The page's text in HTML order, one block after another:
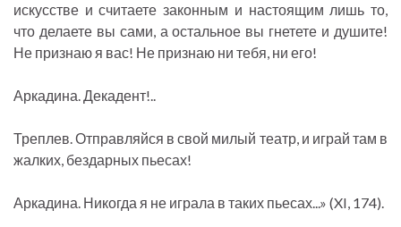
искусстве и считаете законным и настоящим лишь то,
что делаете вы сами, а остальное вы гнетете и душите!
Не признаю я вас! Не признаю ни тебя, ни его!
Аркадина. Декадент!..
Треплев. Отправляйся в свой милый театр, и играй там в
жалких, бездарных пьесах!
Аркадина. Никогда я не играла в таких пьесах...» (XI, 174).